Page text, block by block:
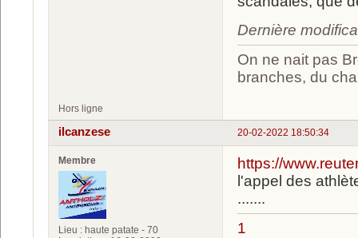
Dernière
On ne nait pas
branches, du
Hors ligne
20-02-2022 18:50:34
ilcanzese
Membre
Lieu : haute patate - 70
https://
l'appel des
.......
1